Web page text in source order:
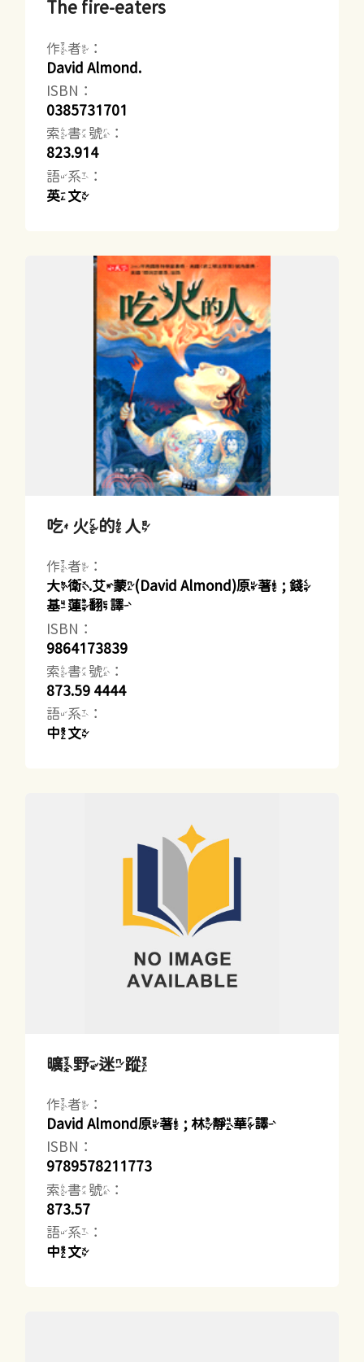
The fire-eaters
作者：
David Almond.
ISBN：
0385731701
索書號：
823.914
語系：
英文
吃火的人
作者：
大衛.艾蒙(David Almond)原著 ; 錢
基蓮翻譯
ISBN：
9864173839
索書號：
873.59 4444
語系：
中文
曠野迷蹤
作者：
David Almond原著 ; 林靜華譯
ISBN：
9789578211773
索書號：
873.57
語系：
中文